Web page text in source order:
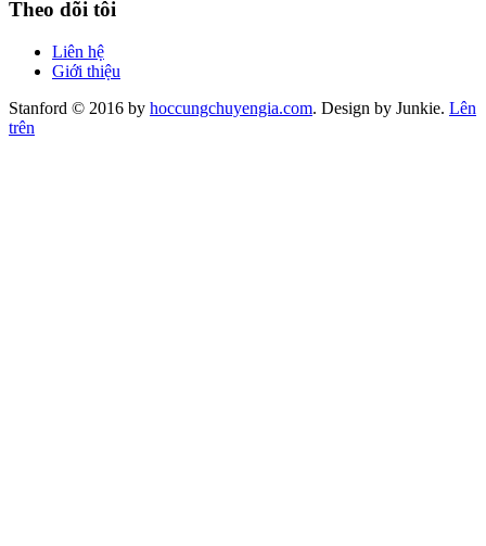
Theo dõi tôi
Liên hệ
Giới thiệu
Stanford © 2016 by hoccungchuyengia.com. Design by Junkie. Lên
trên